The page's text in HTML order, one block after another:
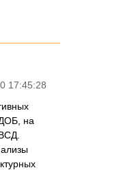
17:45:28
на